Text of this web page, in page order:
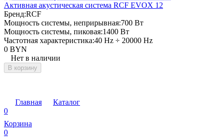
Активная акустическая система RCF EVOX 12
Бренд:RCF
Мощность системы, неприрывная:700 Вт
Мощность системы, пиковая:1400 Вт
Частотная характеристика:40 Hz ÷ 20000 Hz
0 BYN
Нет в наличии
В корзину
Главная
Каталог
0
Корзина
0